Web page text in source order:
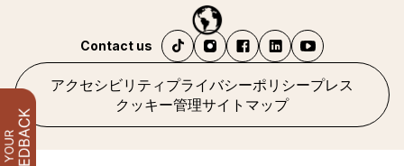
アクセシビリティ プライバシーポリシープレス
クッキー管理サイトマップ
Contact us